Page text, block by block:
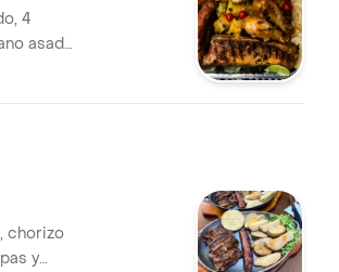
4
asado,
en
chorizo
y